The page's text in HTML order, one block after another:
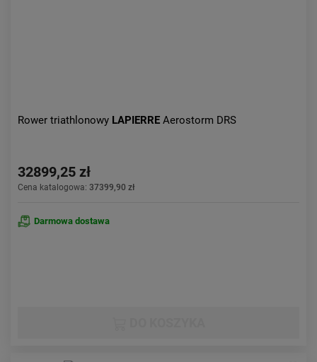
Rower triathlonowy LAPIERRE Aerostorm DRS
32899,25 zł
Cena katalogowa: 37399,90 zł
Darmowa dostawa